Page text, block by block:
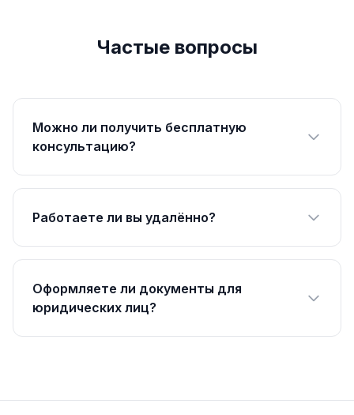
Частые вопросы
Можно ли получить бесплатную
консультацию?
Работаете ли вы удалённо?
Оформляете ли документы для
юридических лиц?